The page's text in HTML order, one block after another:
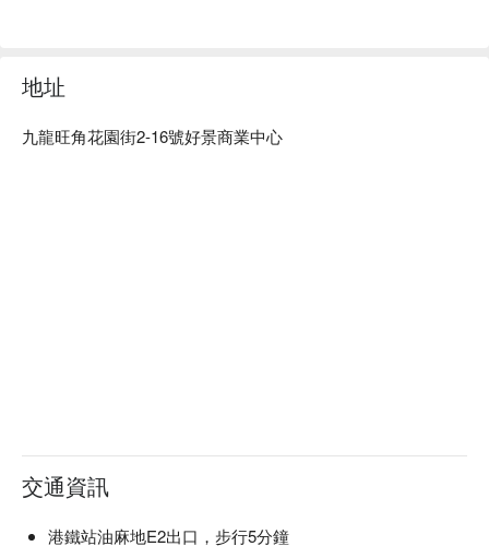
地址
九龍旺角花園街2-16號好景商業中心
交通資訊
港鐵站油麻地E2出口，步行5分鐘